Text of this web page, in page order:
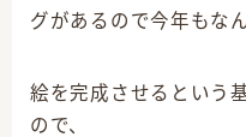
グがあるので今年もな
絵を完成させるという
ので、